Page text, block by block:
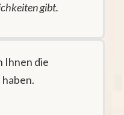
gibt.
Ihnen die